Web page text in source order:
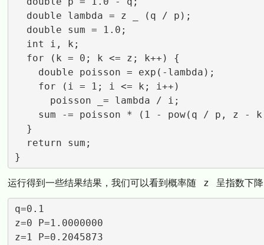
运行得到一些结果结果，我们可以看到概率随 z 呈指数下
q=0.1
z=0 P=1.0000000
z=1 P=0.2045873